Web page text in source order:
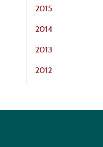
2015
2014
2013
2012